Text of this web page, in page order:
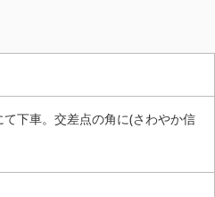
下車。交差点の角に(さわやか信